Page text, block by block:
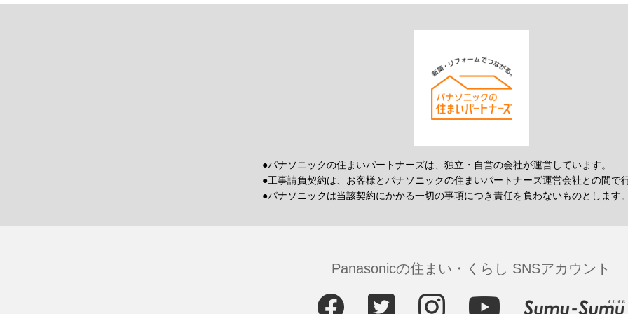
●パナソニックの住まいパートナーズは、独立・自営の会社が運営しています。
●工事請負契約は、お客様とパナソニックの住まいパートナーズ運営会社との間で
●パナソニックは当該契約にかかる一切の事項につき責任を負わないものとします。
Panasonicの住まい・くらし SNSアカウント